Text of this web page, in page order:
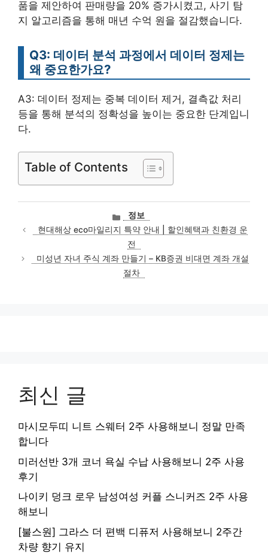
품을 제안하여 판매량을 20% 증가시켰고, 사기 탐
지 알고리즘을 통해 매년 수억 원을 절감했습니다.
Q3: 데이터 분석 과정에서 데이터 정제는
왜 중요한가요?
A3: 데이터 정제는 중복 데이터 제거, 결측값 처리
등을 통해 분석의 정확성을 높이는 중요한 단계입니
다.
Table of Contents
카
테
고
리
정보
현대해상 eco마일리지 특약 안내 | 할인혜택과 친환경 운
전
미성년 자녀 주식 계좌 만들기 – KB증권 비대면 계좌 개설
절차
최신 글
마시모두띠 니트 스웨터 2주 사용해보니 정말 만족
합니다
미러선반 3개 코너 욕실 수납 사용해보니 2주 사용
후기
나이키 덩크 로우 남성여성 커플 스니커즈 2주 사용
해보니
[불스원] 그라스 더 편백 디퓨저 사용해보니 2주간
차량 향기 유지